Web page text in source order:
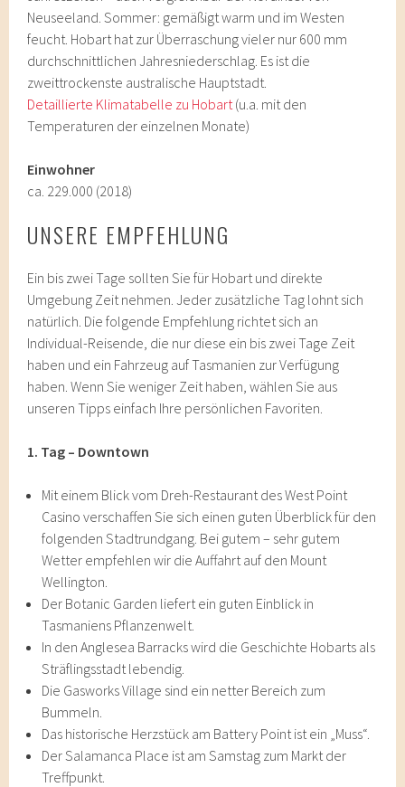
Neuseeland. Sommer: gemäßigt warm und im Westen
feucht. Hobart hat zur Überraschung vieler nur 600 mm
durchschnittlichen Jahresniederschlag. Es ist die
zweittrockenste australische Hauptstadt.
Detaillierte Klimatabelle zu Hobart(u.a. mit den
Temperaturen der einzelnen Monate)
Einwohner
ca. 229.000 (2018)
UNSERE EMPFEHLUNG
Ein bis zwei Tage sollten Sie für Hobart und direkte
Umgebung Zeit nehmen. Jeder zusätzliche Tag lohnt sich
natürlich. Die folgende Empfehlung richtet sich an
Individual-Reisende, die nur diese ein bis zwei Tage Zeit
haben und ein Fahrzeug auf Tasmanien zur Verfügung
haben. Wenn Sie weniger Zeit haben, wählen Sie aus
unseren Tipps einfach Ihre persönlichen Favoriten.
1. Tag – Downtown
Mit einem Blick vom Dreh-Restaurant des West Point
Casino verschaffen Sie sich einen guten Überblick für den
folgenden Stadtrundgang. Bei gutem – sehr gutem
Wetter empfehlen wir die Auffahrt auf den Mount
Wellington.
Der Botanic Garden liefert ein guten Einblick in
Tasmaniens Pflanzenwelt.
In den Anglesea Barracks wird die Geschichte Hobarts als
Sträflingsstadt lebendig.
Die Gasworks Village sind ein netter Bereich zum
Bummeln.
Das historische Herzstück am Battery Point ist ein „Muss“.
Der Salamanca Place ist am Samstag zum Markt der
Treffpunkt.